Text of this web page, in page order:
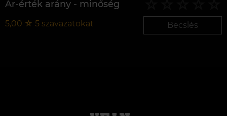
Ár-érték arány - minőség
5,00 ☆ 5 szavazatokat Becslés